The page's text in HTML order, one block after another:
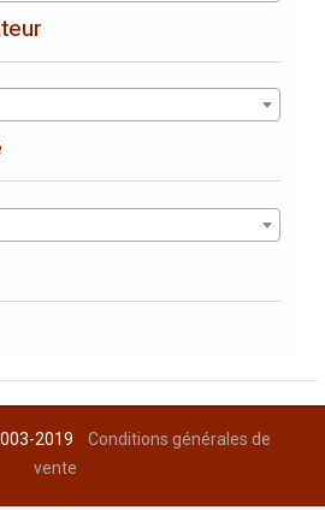
2019Conditions générales de
vente